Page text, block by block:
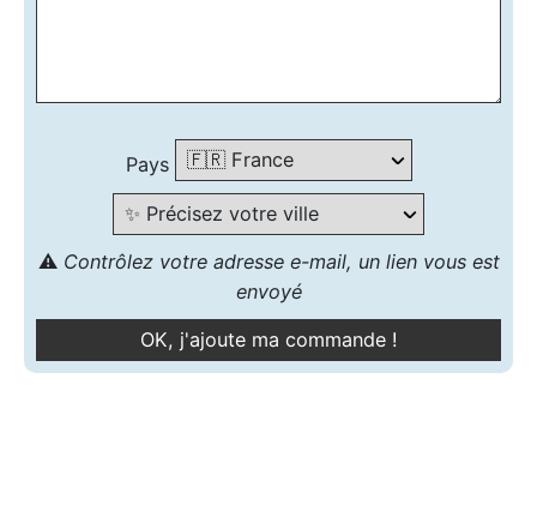
Pays
⚠️ Contrôlez votre adresse e-mail, un lien vous est
envoyé